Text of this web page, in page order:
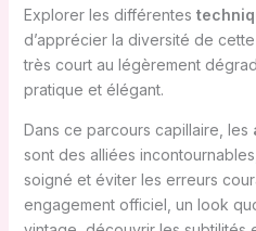
Explorer les différentes
d’apprécier la diversité de
très court au légèrement
pratique et élégant.
Dans ce parcours capillaire, les
sont des alliées
soigné et éviter les erreurs
engagement officiel, un look